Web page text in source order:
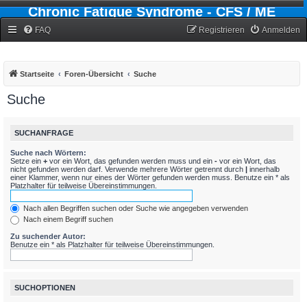
Chronic Fatigue Syndrome - CFS / ME
FAQ Anmelden
Registrieren
Startseite Foren-Übersicht Suche
Suche
SUCHANFRAGE
Suche nach Wörtern:
Setze ein + vor ein Wort, das gefunden werden muss und ein - vor ein Wort, das
nicht gefunden werden darf. Verwende mehrere Wörter getrennt durch | innerhalb
einer Klammer, wenn nur eines der Wörter gefunden werden muss. Benutze ein * als
Platzhalter für teilweise Übereinstimmungen.
Nach allen Begriffen suchen oder Suche wie angegeben verwenden
Nach einem Begriff suchen
Zu suchender Autor:
Benutze ein * als Platzhalter für teilweise Übereinstimmungen.
SUCHOPTIONEN